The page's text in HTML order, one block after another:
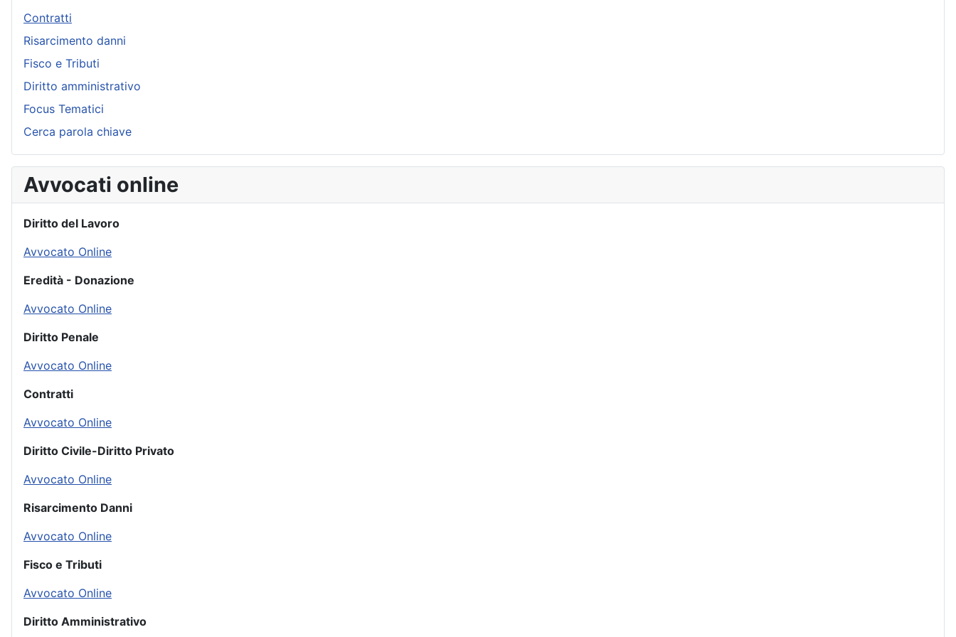
Contratti
Risarcimento danni
Fisco e Tributi
Diritto amministrativo
Focus Tematici
Cerca parola chiave
Avvocati online
Diritto del Lavoro
Avvocato Online
Eredità - Donazione
Avvocato Online
Diritto Penale
Avvocato Online
Contratti
Avvocato Online
Diritto Civile-Diritto Privato
Avvocato Online
Risarcimento Danni
Avvocato Online
Fisco e Tributi
Avvocato Online
Diritto Amministrativo